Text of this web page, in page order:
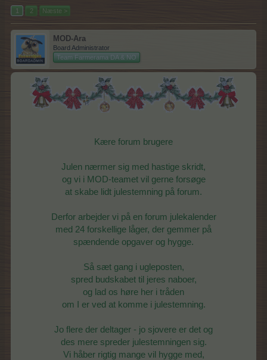
1 2 Næste >
MOD-Ara
Board Administrator
Team Farmerama DA & NO
Kære forum brugere
Julen nærmer sig med hastige skridt,
og vi i MOD-teamet vil gerne forsøge
at skabe lidt julestemning på forum.
Derfor arbejder vi på en forum julekalender
med 24 forskellige låger, der gemmer på
spændende opgaver og hygge.
Så sæt gang i ugleposten,
spred budskabet til jeres naboer,
og lad os høre her i tråden
om I er ved at komme i julestemning.
Jo flere der deltager - jo sjovere er det og
des mere spreder julestemningen sig.
Vi håber rigtig mange vil hygge med,